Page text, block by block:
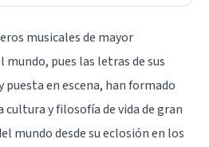
musicales de mayor
mundo, pues las letras de sus
en escena, han formado
y filosofía de vida de gran
mundo desde su eclosión en los